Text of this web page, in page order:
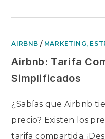
AIRBNB / MARKETING,
Airbnb: Tarifa
Simplificados
¿Sabías que Airbnb
precio? Existen los
tarifa compartida.